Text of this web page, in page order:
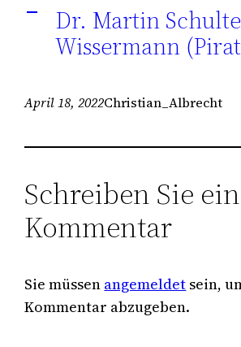
A
Dr. Martin
Wissermann
April 18, 2022Christian_Albrecht
Schreiben Sie
Kommentar
Sie müssen angemeldet sein,
Kommentar abzugeben.